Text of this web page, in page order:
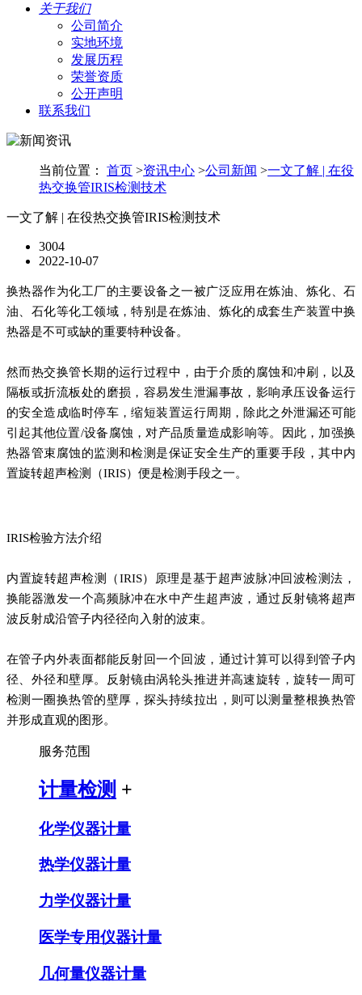
关于我们
公司简介
实地环境
发展历程
荣誉资质
公开声明
联系我们
当前位置： 首页 >资讯中心 >公司新闻 >一文了解 | 在役
热交换管IRIS检测技术
一文了解 | 在役热交换管IRIS检测技术
3004
2022-10-07
换热器作为化工厂的主要设备之一被广泛应用在炼油、炼化、石
油、石化等化工领域，特别是在炼油、炼化的成套生产装置中换
热器是不可或缺的重要特种设备。
然而热交换管长期的运行过程中，由于介质的腐蚀和冲刷，以及
隔板或折流板处的磨损，容易发生泄漏事故，影响承压设备运行
的安全造成临时停车，缩短装置运行周期，除此之外泄漏还可能
引起其他位置/设备腐蚀，对产品质量造成影响等。因此，加强换
热器管束腐蚀的监测和检测是保证安全生产的重要手段，其中内
置旋转超声检测（IRIS）便是检测手段之一。
IRIS检验方法介绍
内置旋转超声检测（IRIS）原理是基于超声波脉冲回波检测法，
换能器激发一个高频脉冲在水中产生超声波，通过反射镜将超声
波反射成沿管子内径径向入射的波束。
在管子内外表面都能反射回一个回波，通过计算可以得到管子内
径、外径和壁厚。反射镜由涡轮头推进并高速旋转，旋转一周可
检测一圈换热管的壁厚，探头持续拉出，则可以测量整根换热管
并形成直观的图形。
服务范围
计量检测 +
化学仪器计量
热学仪器计量
力学仪器计量
医学专用仪器计量
几何量仪器计量